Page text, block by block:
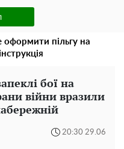
"принадами":
пільгу на
бої на
війни вразили
20:30 29.06